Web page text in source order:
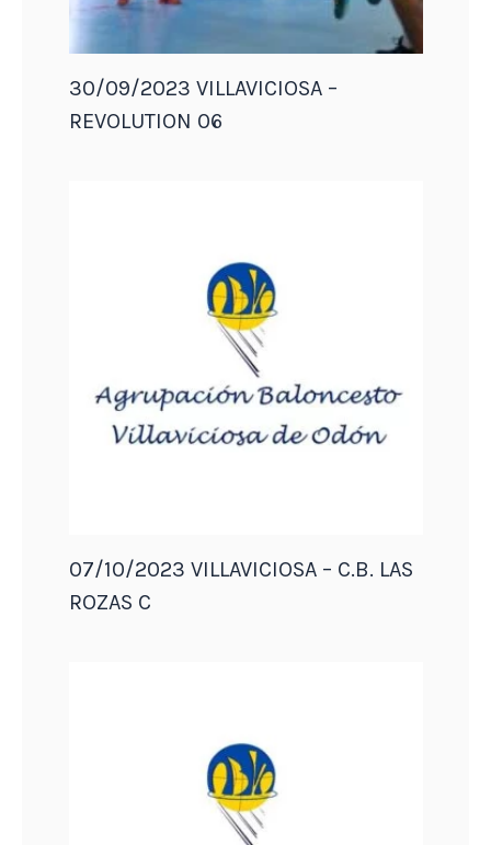
30/09/2023 VILLAVICIOSA –
REVOLUTION 06
07/10/2023 VILLAVICIOSA – C.B. LAS
ROZAS C